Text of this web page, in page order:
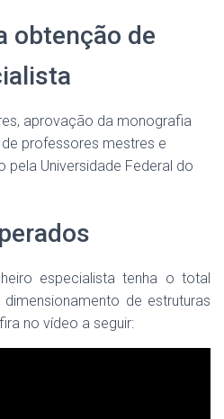
obtenção de
aprovação da monografia
professores mestres e
pela Universidade Federal do
especialista tenha o total
de estruturas
no vídeo a seguir: